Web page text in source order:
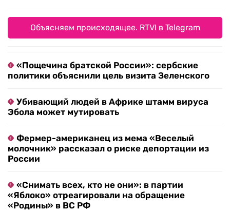
Объясняем происходящее. RTVI в Telegram
«Пощечина братской России»: сербские
политики объяснили цель визита Зеленского
Убивающий людей в Африке штамм вируса
Эбола может мутировать
Фермер-американец из мема «Веселый
молочник» рассказал о риске депортации из
России
«Снимать всех, кто не они»: в партии
«Яблоко» отреагировали на обращение
«Родины» в ВС РФ